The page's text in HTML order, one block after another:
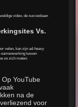
video, de succesbaan
Vs.
velen, kan zijn ad-heavy
tussen
ze zich meten:
Op YouTube
na de
voor